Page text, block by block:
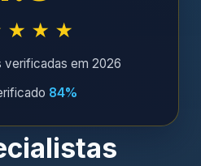
verificadas em 2026
84%